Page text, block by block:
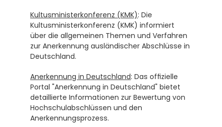
Kultusministerkonferenz (KMK): Die
Kultusministerkonferenz (KMK) informiert
über die allgemeinen Themen und Verfahren
zur Anerkennung ausländischer Abschlüsse in
Deutschland.
Anerkennung in Deutschland: Das offizielle
Portal "Anerkennung in Deutschland" bietet
detaillierte Informationen zur Bewertung von
Hochschulabschlüssen und den
Anerkennungsprozess.